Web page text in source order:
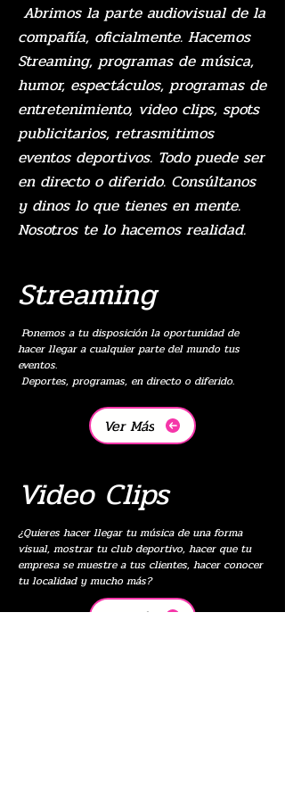
Abrimos la parte audiovisual de la
compañía, oficialmente. Hacemos
Streaming, programas de música,
humor, espectáculos, programas de
entretenimiento, video clips, spots
publicitarios, retrasmitimos
eventos deportivos. Todo puede ser
en directo o diferido. Consúltanos
y dinos lo que tienes en mente.
Nosotros te lo hacemos realidad.
Streaming
Ponemos a tu disposición la oportunidad de
hacer llegar a cualquier parte del mundo tus
eventos.
Deportes, programas, en directo o diferido.
Ver Más
Video Clips
¿Quieres hacer llegar tu música de una forma
visual, mostrar tu club deportivo, hacer que tu
empresa se muestre a tus clientes, hacer conocer
tu localidad y mucho más?
Ver Más